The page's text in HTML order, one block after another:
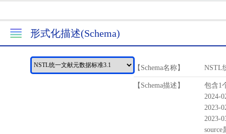
形式化描述(Schema)
【Schema名称】 NSTL
【Schema描述】
包含1
2024-
2023-
2023-
source